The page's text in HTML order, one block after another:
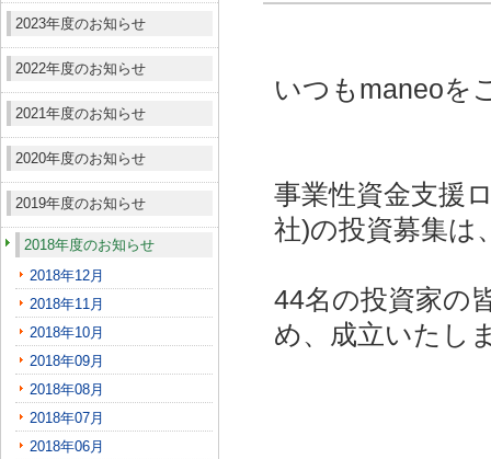
2023年度のお知らせ
2022年度のお知らせ
2021年度のお知らせ
2020年度のお知らせ
2019年度のお知らせ
2018年度のお知らせ
2018年12月
2018年11月
2018年10月
2018年09月
2018年08月
2018年07月
2018年06月
いつもmaneoを
事業性資金支援
社)の投資募集は
44名の投資家の
め、成立いたし